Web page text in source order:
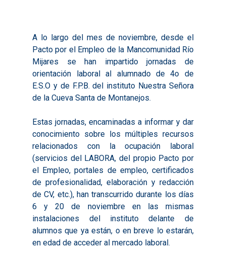
A lo largo del mes de noviembre, desde el
Pacto por el Empleo de la Mancomunidad Río
Mijares se han impartido jornadas de
orientación laboral al alumnado de 4o de
E.S.O y de F.P.B. del instituto Nuestra Señora
de la Cueva Santa de Montanejos.
Estas jornadas, encaminadas a informar y dar
conocimiento sobre los múltiples recursos
relacionados con la ocupación laboral
(servicios del LABORA, del propio Pacto por
el Empleo, portales de empleo, certificados
de profesionalidad, elaboración y redacción
de CV, etc.), han transcurrido durante los días
6 y 20 de noviembre en las mismas
instalaciones del instituto delante de
alumnos que ya están, o en breve lo estarán,
en edad de acceder al mercado laboral.
Inicio
Presentación
Qué es Avalem
Misiones